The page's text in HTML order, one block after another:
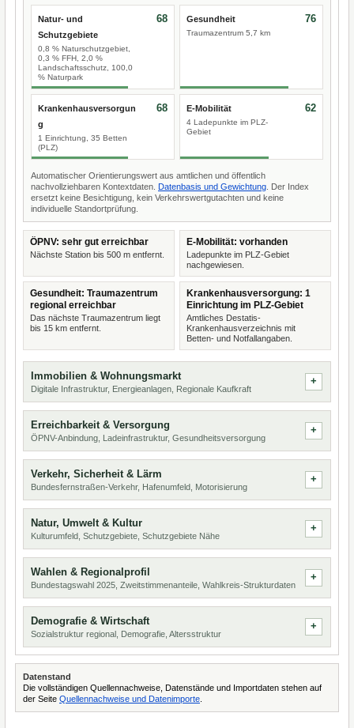
Natur- und
Schutzgebiete
0,8 % Naturschutzgebiet,
0,3 % FFH, 2,0 %
Landschaftsschutz, 100,0
% Naturpark
68 Gesundheit
Traumazentrum 5,7 km
76
Krankenhausversorgun
g
1 Einrichtung, 35 Betten
(PLZ)
68 E-Mobilität
4 Ladepunkte im PLZ-
Gebiet
62
Automatischer Orientierungswert aus amtlichen und öffentlich
nachvollziehbaren Kontextdaten. Datenbasis und Gewichtung . Der Index
ersetzt keine Besichtigung, kein Verkehrswertgutachten und keine
individuelle Standortprüfung.
ÖPNV: sehr gut erreichbar
Nächste Station bis 500 m entfernt.
E-Mobilität: vorhanden
Ladepunkte im PLZ-Gebiet
nachgewiesen.
Gesundheit: Traumazentrum
regional erreichbar
Das nächste Traumazentrum liegt
bis 15 km entfernt.
Krankenhausversorgung: 1
Einrichtung im PLZ-Gebiet
Amtliches Destatis-
Krankenhausverzeichnis mit
Betten- und Notfallangaben.
Immobilien & Wohnungsmarkt
Digitale Infrastruktur, Energieanlagen, Regionale Kaufkraft
Erreichbarkeit & Versorgung
ÖPNV-Anbindung, Ladeinfrastruktur, Gesundheitsversorgung
Verkehr, Sicherheit & Lärm
Bundesfernstraßen-Verkehr, Hafenumfeld, Motorisierung
Natur, Umwelt & Kultur
Kulturumfeld, Schutzgebiete, Schutzgebiete Nähe
Wahlen & Regionalprofil
Bundestagswahl 2025, Zweitstimmenanteile, Wahlkreis-Strukturdaten
Demografie & Wirtschaft
Sozialstruktur regional, Demografie, Altersstruktur
Datenstand
Die vollständigen Quellennachweise, Datenstände und Importdaten stehen auf
der Seite Quellennachweise und Datenimporte